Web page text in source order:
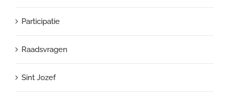
Participatie
Raadsvragen
Sint Jozef